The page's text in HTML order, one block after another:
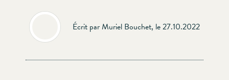
Écrit par Muriel Bouchet, le 27.10.2022